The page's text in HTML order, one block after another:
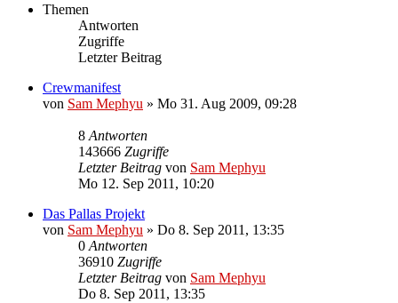
Themen
Antworten
Zugriffe
Letzter Beitrag
Crewmanifest
von Sam Mephyu » Mo 31. Aug 2009, 09:28
8 Antworten
143666 Zugriffe
Letzter Beitrag von Sam Mephyu
Mo 12. Sep 2011, 10:20
Das Pallas Projekt
von Sam Mephyu » Do 8. Sep 2011, 13:35
0 Antworten
36910 Zugriffe
Letzter Beitrag von Sam Mephyu
Do 8. Sep 2011, 13:35